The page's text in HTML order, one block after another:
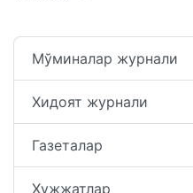
Мўминалар журнали
Хидоят журнали
Газеталар
Ҳужжатлар